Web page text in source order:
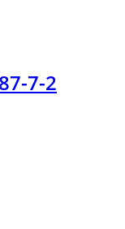
7-2